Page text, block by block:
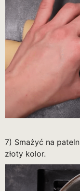
7) Smażyć na
złoty kolor.